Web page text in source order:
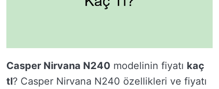
Casper Nirvana N240 modelinin fiyatı kaç
tl? Casper Nirvana N240 özellikleri ve fiyatı